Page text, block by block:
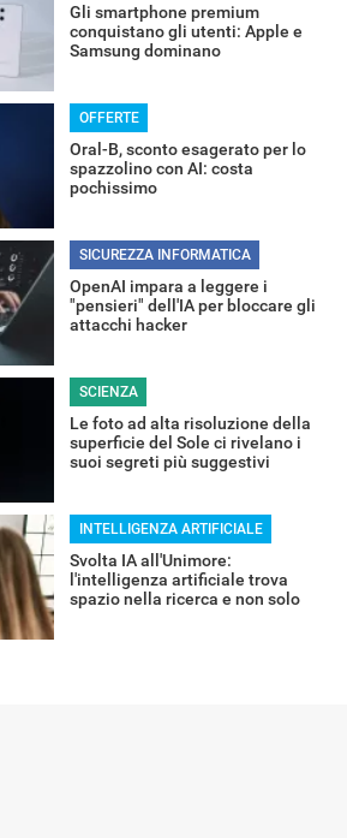
Gli smartphone premium
conquistano gli utenti: Apple e
Samsung dominano
OFFERTE
Oral-B, sconto esagerato per lo
spazzolino con AI: costa
pochissimo
SICUREZZA INFORMATICA
OpenAI impara a leggere i
"pensieri" dell'IA per bloccare gli
attacchi hacker
SCIENZA
Le foto ad alta risoluzione della
superficie del Sole ci rivelano i
suoi segreti più suggestivi
INTELLIGENZA ARTIFICIALE
Svolta IA all'Unimore:
l'intelligenza artificiale trova
spazio nella ricerca e non solo